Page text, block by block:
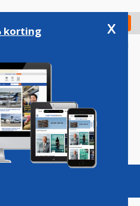
Check in
Vacatures
korting x